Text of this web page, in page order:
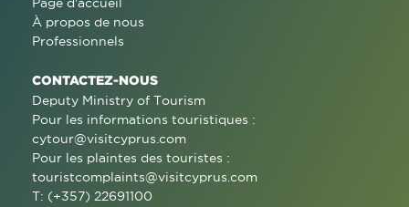
À propos de nous
Professionnels
CONTACTEZ-NOUS
Deputy Ministry of Tourism
Pour les informations touristiques :
cytour@visitcyprus.com
Pour les plaintes des touristes :
touristcomplaints@visitcyprus.com
T: (+357) 22691100